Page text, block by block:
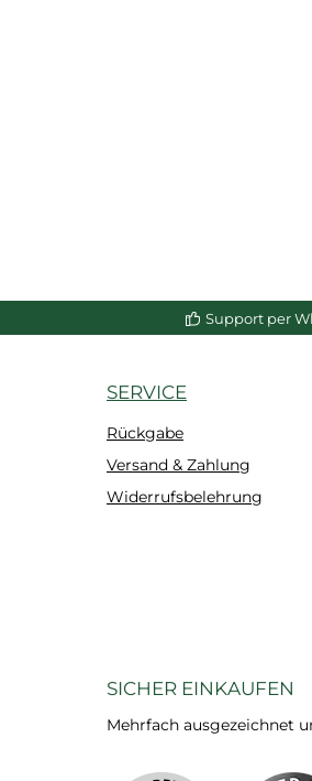
Support per
SERVICE
Rückgabe
Versand & Zahlung
Widerrufsbelehrung
SICHER EINKAUFEN
Mehrfach ausgezeichnet